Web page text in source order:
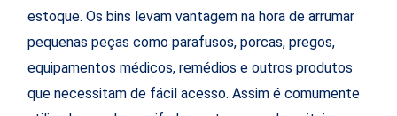
estoque. Os bins levam vantagem na hora de arrumar
pequenas peças como parafusos, porcas, pregos,
equipamentos médicos, remédios e outros produtos
que necessitam de fácil acesso. Assim é comumente